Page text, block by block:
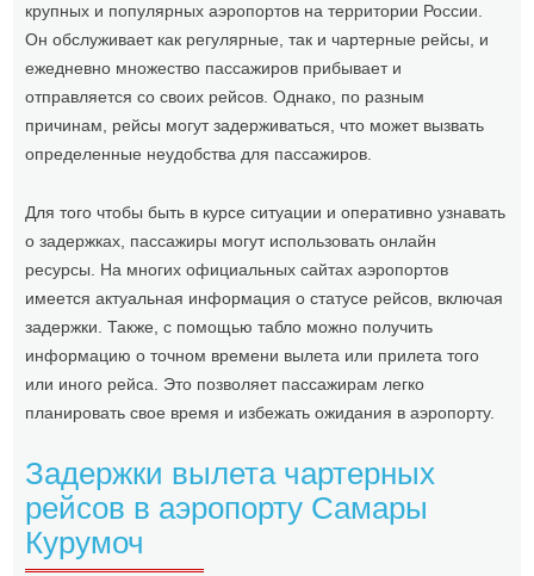
крупных и популярных аэропортов на территории России.
Он обслуживает как регулярные, так и чартерные рейсы, и
ежедневно множество пассажиров прибывает и
отправляется со своих рейсов. Однако, по разным
причинам, рейсы могут задерживаться, что может вызвать
определенные неудобства для пассажиров.
Для того чтобы быть в курсе ситуации и оперативно узнавать
о задержках, пассажиры могут использовать онлайн
ресурсы. На многих официальных сайтах аэропортов
имеется актуальная информация о статусе рейсов, включая
задержки. Также, с помощью табло можно получить
информацию о точном времени вылета или прилета того
или иного рейса. Это позволяет пассажирам легко
планировать свое время и избежать ожидания в аэропорту.
Задержки вылета чартерных
рейсов в аэропорту Самары
Курумоч